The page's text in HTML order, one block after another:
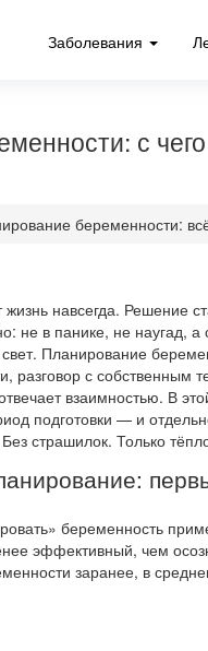
Заболевания
с
беременности:
навсегда. Решение
не в панике, не наугад,
свет. Планирование
разговор с
взаимностью. В
подготовки — и
страшилок. Только
беременность
эффективный, чем
заранее, в